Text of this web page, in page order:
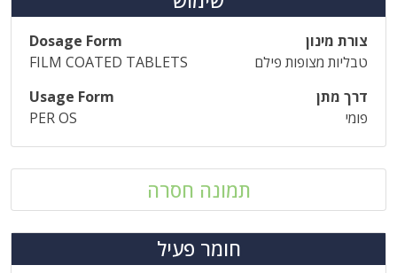
צורת מינון
Dosage Form
טבליות מצופות פילם
FILM COATED TABLETS
דרך מתן
Usage Form
פומי
PER OS
תמונה חסרה
חומר פעיל